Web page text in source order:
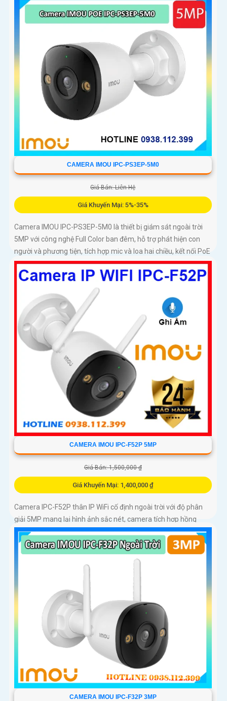
CAMERA IMOU IPC-PS3EP-5M0
Giá Bán: Liên Hệ
Giá Khuyến Mại: 5%-35%
Camera IMOU IPC-PS3EP-5M0 là thiết bị giám sát ngoài trời
5MP với công nghệ Full Color ban đêm, hỗ trợ phát hiện con
người và phương tiện, tích hợp mic và loa hai chiều, kết nối PoE
tiện lợi, phù hợp cho gia đình, cửa hàng và văn phòng
CAMERA IMOU IPC-F52P 5MP
Giá Bán: 1,500,000 ₫
Giá Khuyến Mại: 1,400,000 ₫
Camera IPC-F52P thân IP WiFi cố định ngoài trời với độ phân
giải 5MP mang lại hình ảnh sắc nét, camera tích hợp hồng
ngoại 30m, mic ghi âm, hỗ trợ chuẩn nén H.265 tiết kiệm băng
thông
CAMERA IMOU IPC-F32P 3MP